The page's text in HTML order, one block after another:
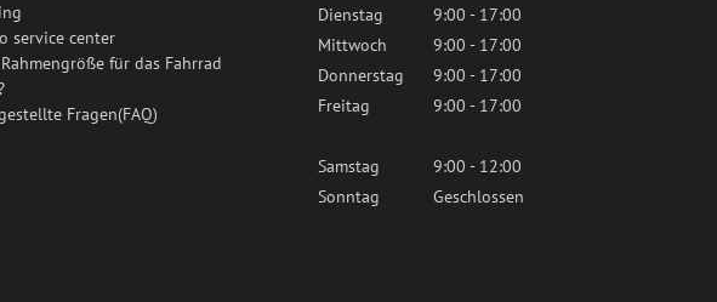
service center
für das Fahrrad
Fragen(FAQ)
Dienstag
9:00 - 17:00
Mittwoch
9:00 - 17:00
Donnerstag
9:00 - 17:00
Freitag
9:00 - 17:00
Samstag
9:00 - 12:00
Sonntag
Geschlossen